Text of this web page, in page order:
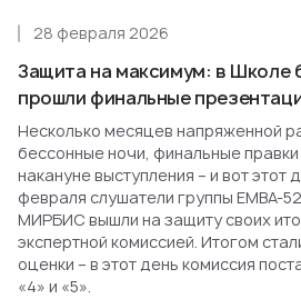
Защита на максимум: в
прошли финальные
28 февраля 2026
Несколько месяцев напряженной
бессонные ночи, финальные
накануне выступления – и вот этот
февраля слушатели группы EMBA-
МИРБИС вышли на защиту своих
экспертной комиссией. Итогом
оценки – в этот день комиссия
«4» и «5».